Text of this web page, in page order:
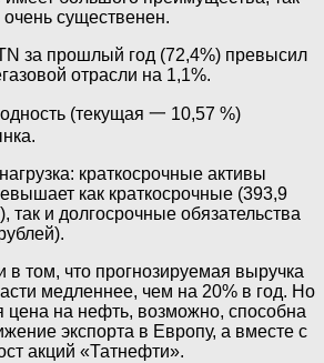
очень существенен.
за прошлый год (72,4%) превысил
отрасли на 1,1%.
(текущая 一 10,57 %)
краткосрочные активы
как краткосрочные (393,9
так и долгосрочные обязательства
в том, что прогнозируемая выручка
медленнее, чем на 20% в год. Но
на нефть, возможно, способна
экспорта в Европу, а вместе с
акций «Татнефти».